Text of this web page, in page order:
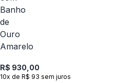
R$ 930,00
10x de R$ 93 sem juros